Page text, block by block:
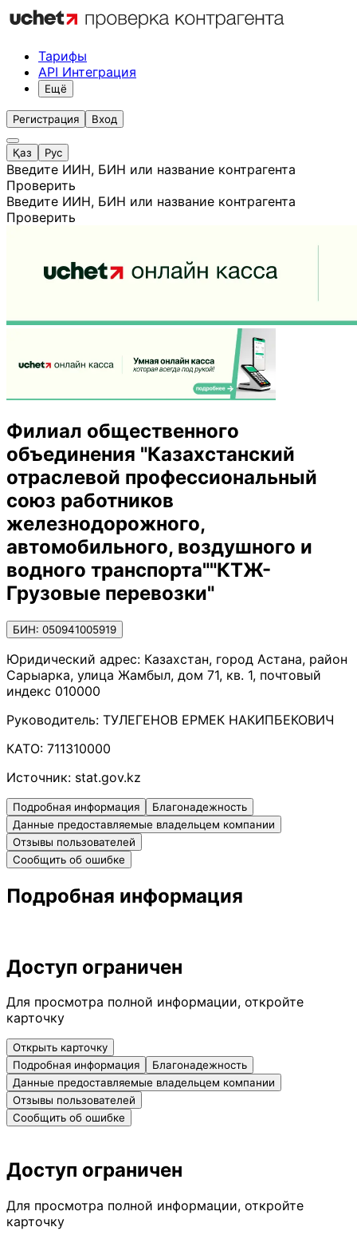
Тарифы
API Интеграция
Ещё
Регистрация Вход
Қаз Рус
Введите ИИН, БИН или название контрагента
Проверить
Введите ИИН, БИН или название контрагента
Проверить
Филиал общественного
объединения "Казахстанский
отраслевой профессиональный
союз работников
железнодорожного,
автомобильного, воздушного и
водного транспорта""КТЖ-
Грузовые перевозки"
БИН: 050941005919
Юридический адрес: Казахстан, город Астана, район
Сарыарка, улица Жамбыл, дом 71, кв. 1, почтовый
индекс 010000
Руководитель: ТУЛЕГЕНОВ ЕРМЕК НАКИПБЕКОВИЧ
КАТО: 711310000
Источник: stat.gov.kz
Подробная информация
Благонадежность
Данные предоставляемые владельцем компании
Отзывы пользователей
Сообщить об ошибке
Подробная информация
Доступ ограничен
Для просмотра полной информации, откройте
карточку
Открыть карточку
Подробная информация
Благонадежность
Данные предоставляемые владельцем компании
Отзывы пользователей
Сообщить об ошибке
Доступ ограничен
Для просмотра полной информации, откройте
карточку